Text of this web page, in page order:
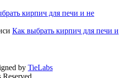
кирпич для печи и не
Как выбрать кирпич для печи и
by TieLabs